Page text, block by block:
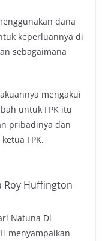
dana
keperluannya di
sebagaimana
mengakui
untuk FPK itu
pribadinya dan
FPK.
Roy Huffington
Natuna Di
menyampaikan